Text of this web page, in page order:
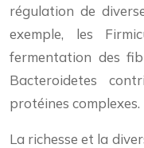
régulation de
exemple, les
fermentation des
Bacteroidetes
protéines complexes.
La richesse et la